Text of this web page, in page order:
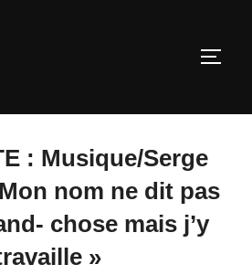
: Musique/Serge
nom ne dit pas
chose mais j’y
»